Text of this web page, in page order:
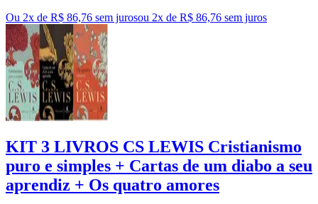
Ou 2x de R$ 86,76 sem jurosou 2x de R$ 86,76 sem juros
KIT 3 LIVROS CS LEWIS Cristianismo
puro e simples + Cartas de um diabo a seu
aprendiz + Os quatro amores